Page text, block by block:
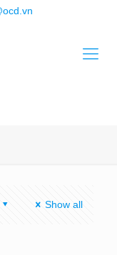
Show all